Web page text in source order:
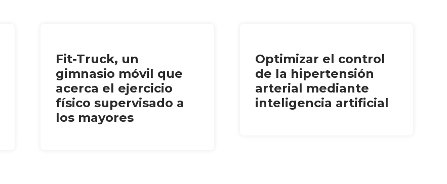
Fit-Truck, un
gimnasio móvil que
acerca el ejercicio
físico supervisado a
los mayores
Optimizar el control
de la hipertensión
arterial mediante
inteligencia artificial